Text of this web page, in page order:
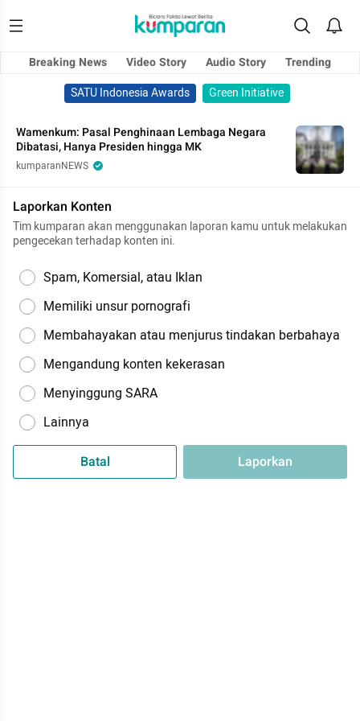
Breaking News Video Story Audio Story
Trending
SATU Indonesia Awards
Green Initiative
Wamenkum: Pasal Penghinaan Lembaga Negara
Dibatasi, Hanya Presiden hingga MK
kumparanNEWS
Laporkan Konten
Tim kumparan akan menggunakan laporan kamu untuk melakukan
pengecekan terhadap konten ini.
Spam, Komersial, atau Iklan
Memiliki unsur pornografi
Membahayakan atau menjurus tindakan berbahaya
Mengandung konten kekerasan
Menyinggung SARA
Lainnya
Batal Laporkan